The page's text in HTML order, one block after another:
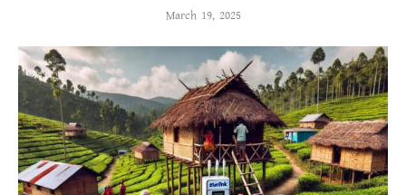
March 19, 2025